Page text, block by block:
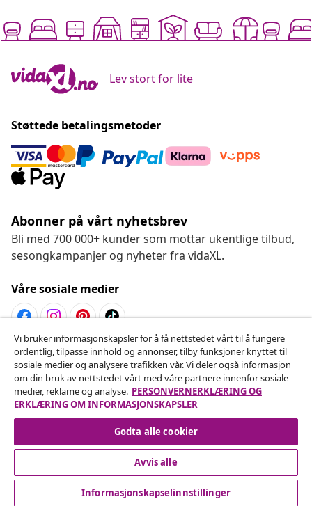
Lev stort for lite
Støttede betalingsmetoder
Abonner på vårt nyhetsbrev
Bli med 700 000+ kunder som mottar ukentlige tilbud,
sesongkampanjer og nyheter fra vidaXL.
Våre sosiale medier
Angre på kontrakten
Send inn en angrerett for bestillingen din.
Angre på kontrakten
Vi bruker informasjonskapsler for å få nettstedet vårt til å fungere
ordentlig, tilpasse innhold og annonser, tilby funksjoner knyttet til
sosiale medier og analysere trafikken vår. Vi deler også informasjon
om din bruk av nettstedet vårt med våre partnere innenfor sosiale
medier, reklame og analyse. PERSONVERNERKLÆRING OG
ERKLÆRING OM INFORMASJONSKAPSLER
Godta alle cookier
Avvis alle
Informasjonskapselinnstillinger